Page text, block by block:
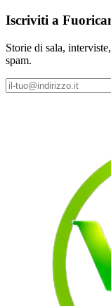
Iscriviti a
Storie di sala,
spam.